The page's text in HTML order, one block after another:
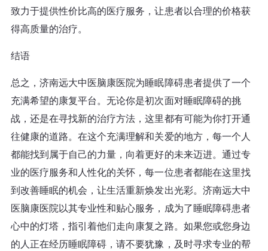
致力于提供性价比高的医疗服务，让患者以合理的价格获
得高质量的治疗。
结语
总之，济南远大中医脑康医院为睡眠障碍患者提供了一个
充满希望的康复平台。无论你是初次面对睡眠障碍的挑
战，还是在寻找新的治疗方法，这里都有可能为你打开通
往健康的道路。在这个充满理解和关爱的地方，每一个人
都能找到属于自己的力量，向着更好的未来迈进。通过专
业的医疗服务和人性化的关怀，每一位患者都能在这里找
到改善睡眠的机会，让生活重新焕发出光彩。济南远大中
医脑康医院以其专业性和贴心服务，成为了睡眠障碍患者
心中的灯塔，指引着他们走向康复之路。如果您或您身边
的人正在经历睡眠障碍，请不要犹豫，及时寻求专业的帮